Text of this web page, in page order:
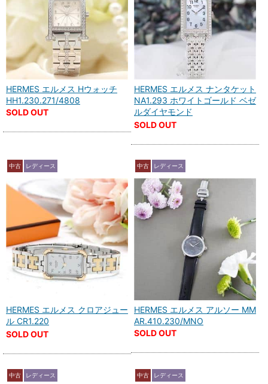
HERMES エルメス Hウォッチ
HH1.230.271/4808
SOLD OUT
HERMES エルメス ナンタケット
NA1.293 ホワイトゴールド ベゼ
ルダイヤモンド
SOLD OUT
中古 レディース
HERMES エルメス クロアジュー
ル CR1.220
SOLD OUT
中古 レディース
HERMES エルメス アルソー MM
AR.410.230/MNO
SOLD OUT
中古 レディース 中古 レディース